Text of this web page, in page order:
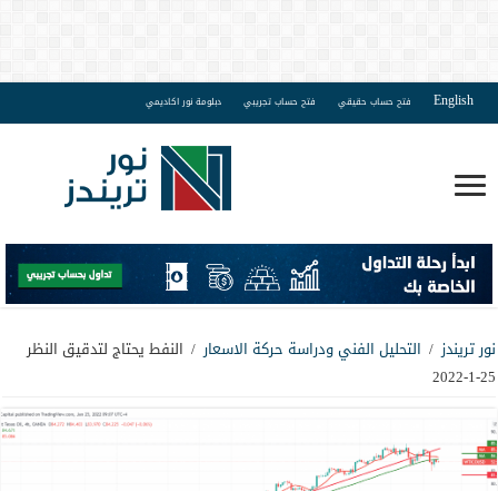
English فتح حساب حقيقي فتح حساب تجريبي دبلومة نور اكاديمي
نور تريندز / التحليل الفني ودراسة حركة الاسعار / النفط يحتاج لتدقيق النظر
25-1-2022